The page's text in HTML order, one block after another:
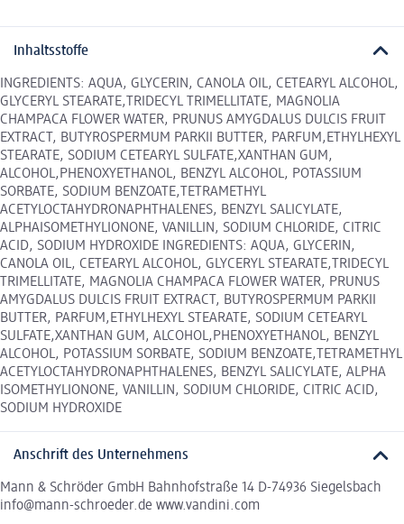
Inhaltsstoffe
INGREDIENTS: AQUA, GLYCERIN, CANOLA OIL, CETEARYL ALCOHOL,
GLYCERYL STEARATE,TRIDECYL TRIMELLITATE, MAGNOLIA
CHAMPACA FLOWER WATER, PRUNUS AMYGDALUS DULCIS FRUIT
EXTRACT, BUTYROSPERMUM PARKII BUTTER, PARFUM,ETHYLHEXYL
STEARATE, SODIUM CETEARYL SULFATE,XANTHAN GUM,
ALCOHOL,PHENOXYETHANOL, BENZYL ALCOHOL, POTASSIUM
SORBATE, SODIUM BENZOATE,TETRAMETHYL
ACETYLOCTAHYDRONAPHTHALENES, BENZYL SALICYLATE,
ALPHAISOMETHYLIONONE, VANILLIN, SODIUM CHLORIDE, CITRIC
ACID, SODIUM HYDROXIDE INGREDIENTS: AQUA, GLYCERIN,
CANOLA OIL, CETEARYL ALCOHOL, GLYCERYL STEARATE,TRIDECYL
TRIMELLITATE, MAGNOLIA CHAMPACA FLOWER WATER, PRUNUS
AMYGDALUS DULCIS FRUIT EXTRACT, BUTYROSPERMUM PARKII
BUTTER, PARFUM,ETHYLHEXYL STEARATE, SODIUM CETEARYL
SULFATE,XANTHAN GUM, ALCOHOL,PHENOXYETHANOL, BENZYL
ALCOHOL, POTASSIUM SORBATE, SODIUM BENZOATE,TETRAMETHYL
ACETYLOCTAHYDRONAPHTHALENES, BENZYL SALICYLATE, ALPHA
ISOMETHYLIONONE, VANILLIN, SODIUM CHLORIDE, CITRIC ACID,
SODIUM HYDROXIDE
Anschrift des Unternehmens
Mann & Schröder GmbH Bahnhofstraße 14 D-74936 Siegelsbach
info@mann-schroeder.de www.vandini.com